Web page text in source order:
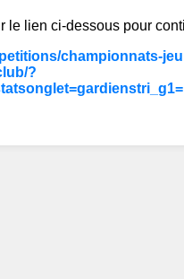
le lien ci-dessous pour
championnats-
?